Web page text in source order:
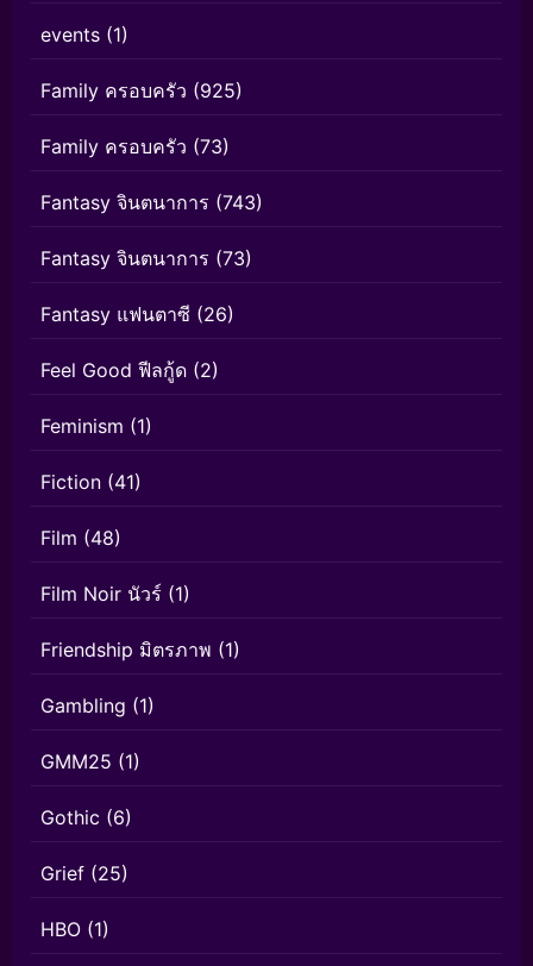
events (1)
Family ครอบครัว (925)
Family ครอบครัว (73)
Fantasy จินตนาการ (743)
Fantasy จินตนาการ (73)
Fantasy แฟนตาซี (26)
Feel Good ฟีลกู้ด (2)
Feminism (1)
Fiction (41)
Film (48)
Film Noir นัวร์ (1)
Friendship มิตรภาพ (1)
Gambling (1)
GMM25 (1)
Gothic (6)
Grief (25)
HBO (1)